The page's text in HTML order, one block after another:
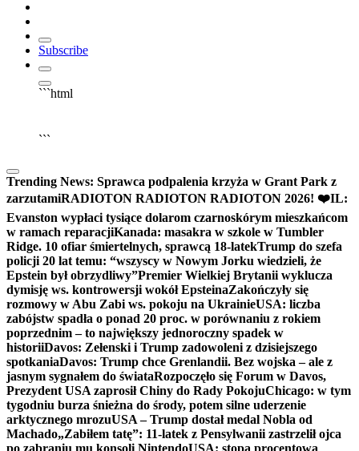
Subscribe
```html
```
Trending News: Sprawca podpalenia krzyża w Grant Park z
zarzutamiRADIOTON RADIOTON RADIOTON 2026! ❤️IL:
Evanston wypłaci tysiące dolarom czarnoskórym mieszkańcom
w ramach reparacjiKanada: masakra w szkole w Tumbler
Ridge. 10 ofiar śmiertelnych, sprawcą 18-latekTrump do szefa
policji 20 lat temu: “wszyscy w Nowym Jorku wiedzieli, że
Epstein był obrzydliwy”Premier Wielkiej Brytanii wyklucza
dymisję ws. kontrowersji wokół EpsteinaZakończyły się
rozmowy w Abu Zabi ws. pokoju na UkrainieUSA: liczba
zabójstw spadła o ponad 20 proc. w porównaniu z rokiem
poprzednim – to największy jednoroczny spadek w
historiiDavos: Zełenski i Trump zadowoleni z dzisiejszego
spotkaniaDavos: Trump chce Grenlandii. Bez wojska – ale z
jasnym sygnałem do świataRozpoczęło się Forum w Davos,
Prezydent USA zaprosił Chiny do Rady PokojuChicago: w tym
tygodniu burza śnieżna do środy, potem silne uderzenie
arktycznego mrozuUSA – Trump dostał medal Nobla od
Machado„Zabiłem tatę”: 11-latek z Pensylwanii zastrzelił ojca
po zabraniu mu konsoli NintendoUSA: stopa procentowa